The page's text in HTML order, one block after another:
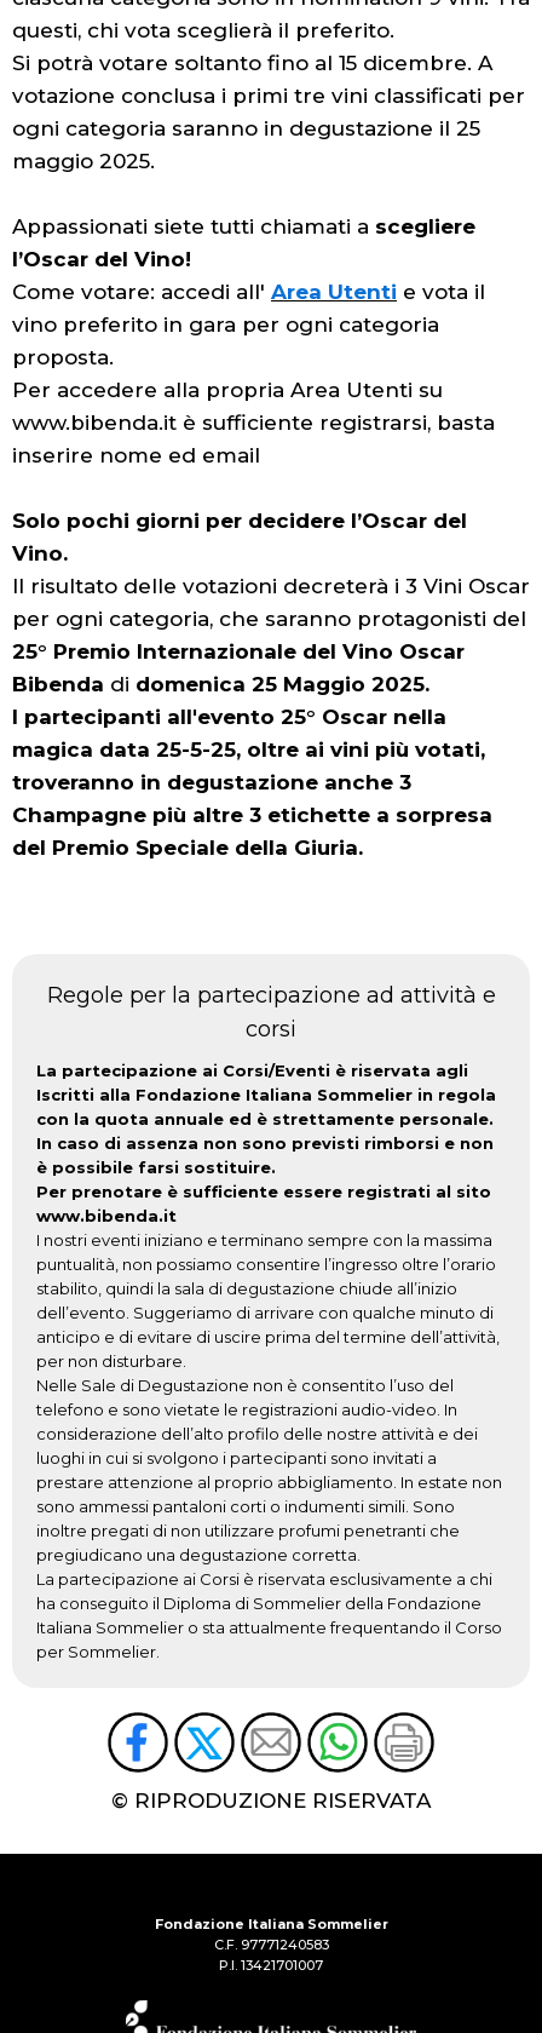
questi, chi vota sceglierà il preferito.
Si potrà votare soltanto fino al 15 dicembre. A
votazione conclusa i primi tre vini classificati per
ogni categoria saranno in degustazione il 25
maggio 2025.
Appassionati siete tutti chiamati a scegliere
l’Oscar del Vino!
Come votare: accedi all' Area Utenti e vota il
vino preferito in gara per ogni categoria
proposta.
Per accedere alla propria Area Utenti su
www.bibenda.it è sufficiente registrarsi, basta
inserire nome ed email
Solo pochi giorni per decidere l’Oscar del
Vino.
Il risultato delle votazioni decreterà i 3 Vini Oscar
per ogni categoria, che saranno protagonisti del
25° Premio Internazionale del Vino Oscar
Bibenda di domenica 25 Maggio 2025.
I partecipanti all'evento 25° Oscar nella
magica data 25-5-25, oltre ai vini più votati,
troveranno in degustazione anche 3
Champagne più altre 3 etichette a sorpresa
del Premio Speciale della Giuria.
Regole per la partecipazione ad attività e
corsi
La partecipazione ai Corsi/Eventi è riservata agli
Iscritti alla Fondazione Italiana Sommelier in regola
con la quota annuale ed è strettamente personale.
In caso di assenza non sono previsti rimborsi e non
è possibile farsi sostituire.
Per prenotare è sufficiente essere registrati al sito
www.bibenda.it
I nostri eventi iniziano e terminano sempre con la massima
puntualità, non possiamo consentire l’ingresso oltre l’orario
stabilito, quindi la sala di degustazione chiude all’inizio
dell’evento. Suggeriamo di arrivare con qualche minuto di
anticipo e di evitare di uscire prima del termine dell’attività,
per non disturbare.
Nelle Sale di Degustazione non è consentito l’uso del
telefono e sono vietate le registrazioni audio-video. In
considerazione dell’alto profilo delle nostre attività e dei
luoghi in cui si svolgono i partecipanti sono invitati a
prestare attenzione al proprio abbigliamento. In estate non
sono ammessi pantaloni corti o indumenti simili. Sono
inoltre pregati di non utilizzare profumi penetranti che
pregiudicano una degustazione corretta.
La partecipazione ai Corsi è riservata esclusivamente a chi
ha conseguito il Diploma di Sommelier della Fondazione
Italiana Sommelier o sta attualmente frequentando il Corso
per Sommelier.
© RIPRODUZIONE RISERVATA
Fondazione Italiana Sommelier
C.F. 97771240583
P.I. 13421701007